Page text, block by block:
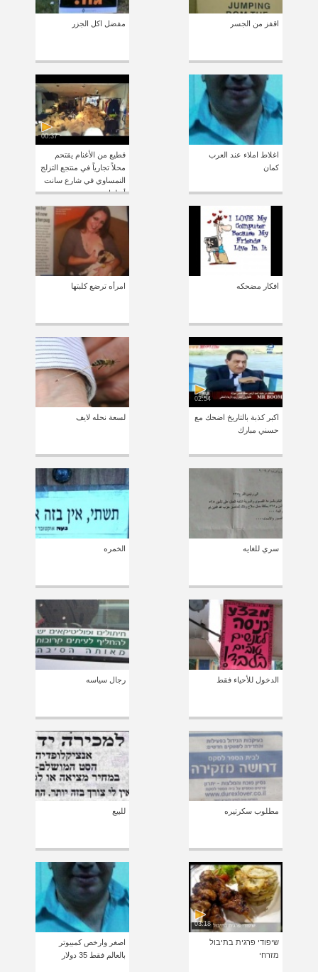
اقفز من الجسر مفضل اكل الجزر
اغلاط املاء عند العرب
كمان
00:37
قطيع من الأغنام يقتحم
محلاً تجارياً في منتجع التزلج
النمساوي في شارع سانت
أنطوان
افكار مضحكه امرأه ترضع كلبتها
02:54
اكبر كذبة بالتاريخ اضحك مع
حسني مبارك
لسعة نحله لايف
سري للغايه الخمره
الدخول للأحياء فقط رجال سياسه
مطلوب سكرتيره للبيع
03:18
שיפודי פרגית בתיבול
מזרחי
اصغر وارخص كمبيوتر
بالعالم فقط 35 دولار